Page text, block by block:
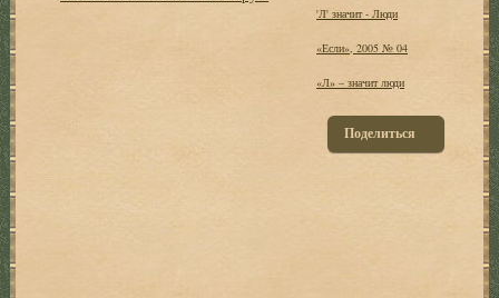
'Л' значит - Люди
«Если», 2005 № 04
«Л» – значит люди
Поделиться